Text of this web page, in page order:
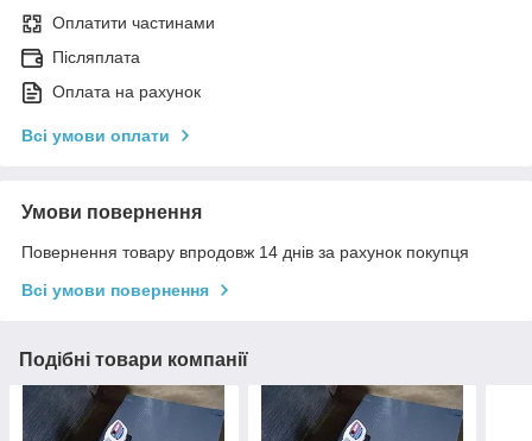
Оплатити частинами
Післяплата
Оплата на рахунок
Всі умови оплати
Умови повернення
Повернення товару впродовж 14 днів за рахунок покупця
Всі умови повернення
Подібні товари компанії